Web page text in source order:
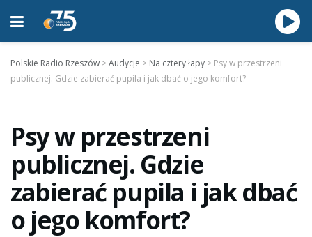
Polskie Radio Rzeszów >Audycje > Na cztery łapy > Psy w przestrzeni
publicznej. Gdzie zabierać pupila i jak dbać o jego komfort?
Psy w przestrzeni
publicznej. Gdzie
zabierać pupila i jak dbać
o jego komfort?